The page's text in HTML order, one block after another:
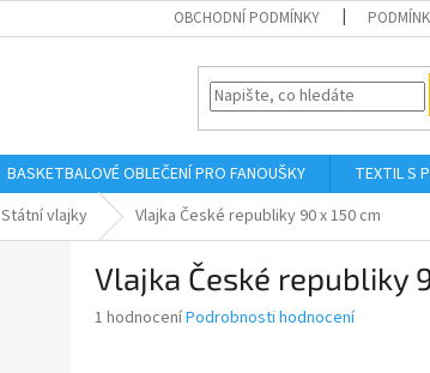
OBCHODNÍ PODMÍNKY
BASKETBALOVÉ OBLEČENÍ PRO FANOUŠKY TEXTIL S
Státní vlajky Vlajka České republiky 90 x 150 cm
Vlajka České republiky
Průměrné
1 hodnoceníPodrobnosti hodnocení